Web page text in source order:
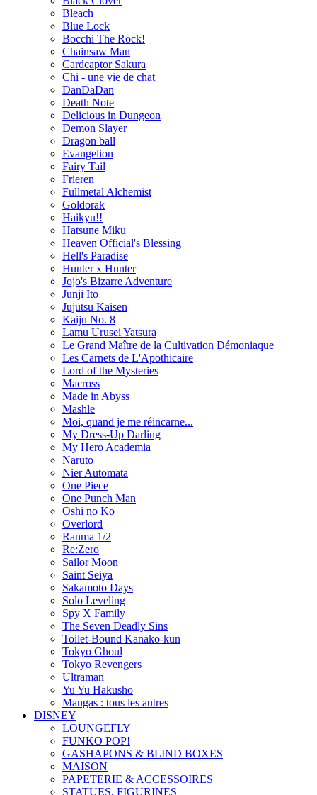
Bleach
Blue Lock
Bocchi The Rock!
Chainsaw Man
Cardcaptor Sakura
Chi - une vie de chat
DanDaDan
Death Note
Delicious in Dungeon
Demon Slayer
Dragon ball
Evangelion
Fairy Tail
Frieren
Fullmetal Alchemist
Goldorak
Haikyu!!
Hatsune Miku
Heaven Official's Blessing
Hell's Paradise
Hunter x Hunter
Jojo's Bizarre Adventure
Junji Ito
Jujutsu Kaisen
Kaiju No. 8
Lamu Urusei Yatsura
Le Grand Maître de la Cultivation Démoniaque
Les Carnets de L'Apothicaire
Lord of the Mysteries
Macross
Made in Abyss
Mashle
Moi, quand je me réincarne...
My Dress-Up Darling
My Hero Academia
Naruto
Nier Automata
One Piece
One Punch Man
Oshi no Ko
Overlord
Ranma 1/2
Re:Zero
Sailor Moon
Saint Seiya
Sakamoto Days
Solo Leveling
Spy X Family
The Seven Deadly Sins
Toilet-Bound Kanako-kun
Tokyo Ghoul
Tokyo Revengers
Ultraman
Yu Yu Hakusho
Mangas : tous les autres
DISNEY
LOUNGEFLY
FUNKO POP!
GASHAPONS & BLIND BOXES
MAISON
PAPETERIE & ACCESSOIRES
STATUES, FIGURINES